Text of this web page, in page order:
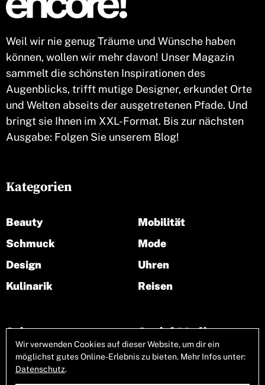
Weil wir nie genug Träume und Wünsche haben
können, wollen wir mehr davon! Unser Magazin
sammelt die schönsten Inspirationen des
Augenblicks, trifft mutige Designer, erkundet Orte
und Welten abseits der ausgetretenen Pfade. Und
bringt sie Ihnen im XXL-Format. Bis zur nächsten
Ausgabe: Folgen Sie unserem Blog!
Seiten
Über uns
Kategorien
Beauty
Schmuck
Design
Kulinarik
Mobilität
Mode
Uhren
Reisen
Social Media
Wir verwenden Cookies auf dieser Website, um dir ein
möglichst gutes Online-Erlebnis zu bieten. Mehr Infos unter:
Datenschutz.